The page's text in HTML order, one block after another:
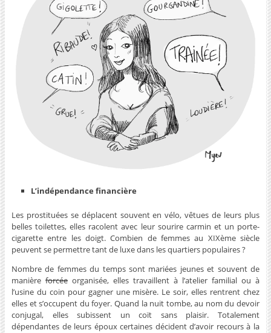
L’indépendance financière
Les prostituées se déplacent souvent en vélo, vêtues de leurs plus
belles toilettes, elles racolent avec leur sourire carmin et un porte-
cigarette entre les doigt. Combien de femmes au XIXème siècle
peuvent se permettre tant de luxe dans les quartiers populaires ?
Nombre de femmes du temps sont mariées jeunes et souvent de
manière forcée organisée, elles travaillent à l’atelier familial ou à
l’usine du coin pour gagner une misère. Le soir, elles rentrent chez
elles et s’occupent du foyer. Quand la nuit tombe, au nom du devoir
conjugal, elles subissent un coït sans plaisir. Totalement
dépendantes de leurs époux certaines décident d’avoir recours à la